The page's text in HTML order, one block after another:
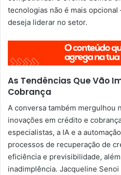
tecnologias não é mais
deseja liderar no setor.
As Tendências Que Vão
Cobrança
A conversa também mergulhou
inovações em crédito e
especialistas, a IA e a
processos de recuperação de
eficiência e previsibilidade,
inadimplência. Jacqueline